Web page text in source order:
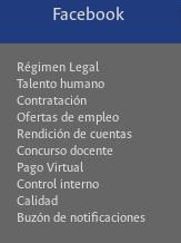
Facebook
Régimen Legal
Talento humano
Contratación
Ofertas de empleo
Rendición de cuentas
Concurso docente
Pago Virtual
Control interno
Calidad
Buzón de notificaciones